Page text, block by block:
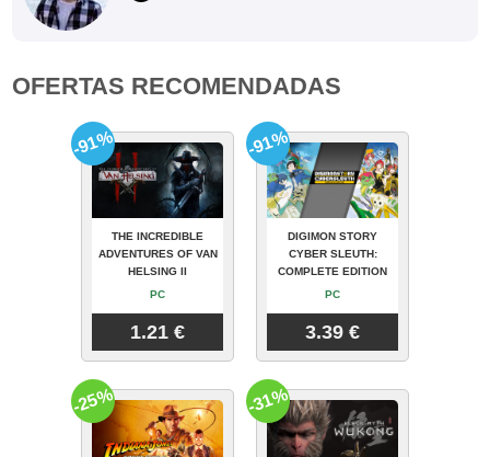
OFERTAS RECOMENDADAS
THE INCREDIBLE
ADVENTURES OF VAN
HELSING II
PC
1.21 €
-91%
DIGIMON STORY
CYBER SLEUTH:
COMPLETE EDITION
PC
3.39 €
-91%
-25% -31%